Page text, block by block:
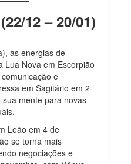
(22/12 – 20/01)
as energias de
Lua Nova em Escorpião
e
em Sagitário em 2
mente para novas
Leão em 4 de
se torna mais
negociações e